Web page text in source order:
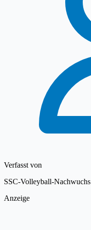
Verfasst von
SSC-Volleyball-Nachwuchs
Anzeige